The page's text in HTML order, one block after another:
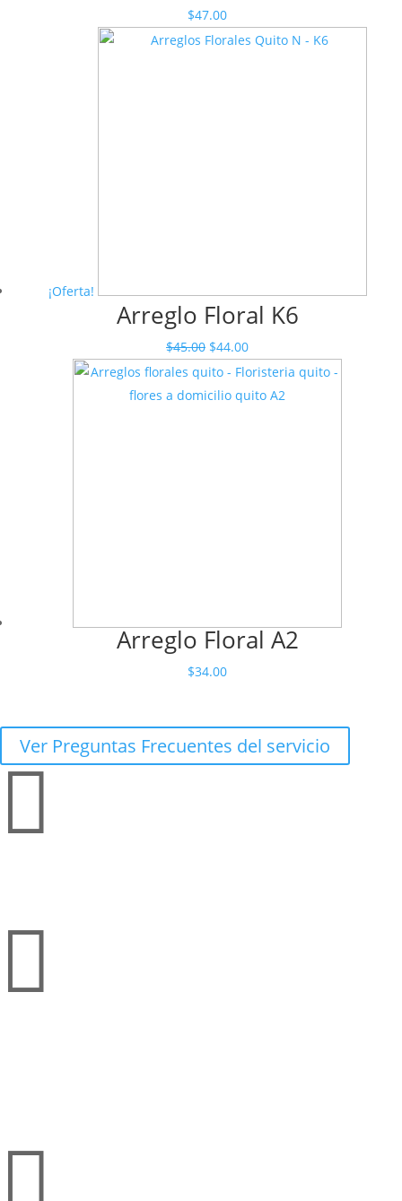
$47.00
¡Oferta!
Arreglo Floral K6
$45.00 El
precio
original
$44.00El
precio
actual
Arreglo Floral A2
$34.00
Ver Preguntas Frecuentes del servicio

